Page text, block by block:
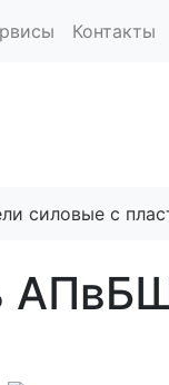
Контакты
силовые с